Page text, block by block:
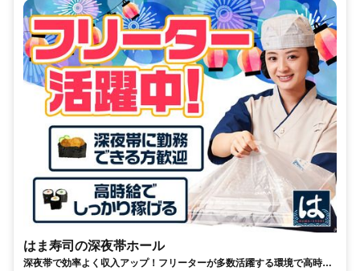
はま寿司の深夜帯ホール
深夜帯で効率よく収入アップ！フリーターが多数活躍する環境で高時給